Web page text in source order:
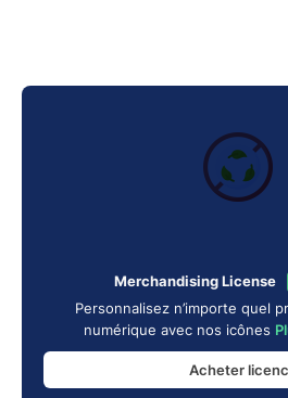
Merchandising License
Personnalisez n’importe quel
numérique avec nos icônes
Acheter